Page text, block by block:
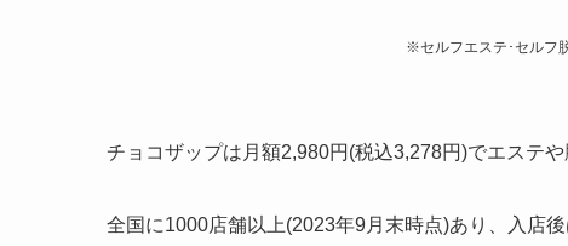
※セルフエステ･セルフ
チョコザップは月額2,980円(税込3,278円)でエステ
全国に1000店舗以上(2023年9月末時点)あり、入店